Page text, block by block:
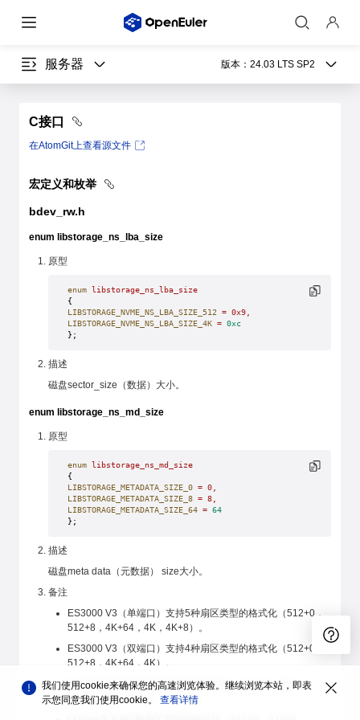
服务器 版本： 24.03 LTS SP2
C接口
在AtomGit上查看源文件
宏定义和枚举
bdev_rw.h
enum libstorage_ns_lba_size
原型
enum libstorage_ns_lba_size
{
LIBSTORAGE_NVME_NS_LBA_SIZE_512 = 0x9,
LIBSTORAGE_NVME_NS_LBA_SIZE_4K = 0xc
};
描述
磁盘sector_size（数据）大小。
enum libstorage_ns_md_size
原型
enum libstorage_ns_md_size
{
LIBSTORAGE_METADATA_SIZE_0 = 0,
LIBSTORAGE_METADATA_SIZE_8 = 8,
LIBSTORAGE_METADATA_SIZE_64 = 64
};
描述
磁盘meta data（元数据） size大小。
备注
ES3000 V3（单端口）支持5种扇区类型的格式化（512+0，
512+8，4K+64，4K，4K+8）。
ES3000 V3（双端口）支持4种扇区类型的格式化（512+0，
512+8，4K+64，4K）。
ES3000 V5 支持5种扇区类型的格式化（512+0，512+8，
4K+64，4K，4K+8）。
我们使用cookie来确保您的高速浏览体验。继续浏览本站，即表
示您同意我们使用cookie。 查看详情